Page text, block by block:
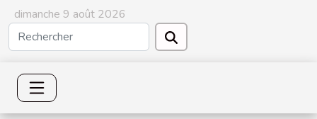
dimanche 9 août 2026